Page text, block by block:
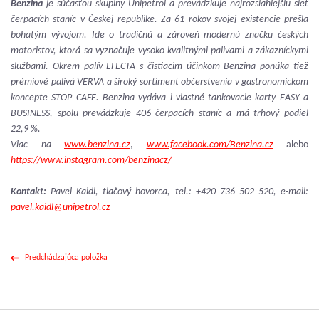
Benzina je súčasťou skupiny Unipetrol a prevádzkuje najrozsiahlejšiu sieť
čerpacích staníc v Českej republike. Za 61 rokov svojej existencie prešla
bohatým vývojom. Ide o tradičnú a zároveň modernú značku českých
motoristov, ktorá sa vyznačuje vysoko kvalitnými palivami a zákazníckymi
službami. Okrem palív EFECTA s čistiacim účinkom Benzina ponúka tiež
prémiové palivá VERVA a široký sortiment občerstvenia v gastronomickom
koncepte STOP CAFE. Benzina vydáva i vlastné tankovacie karty EASY a
BUSINESS, spolu prevádzkuje 406 čerpacích staníc a má trhový podiel
22,9 %.
Viac na www.benzina.cz, www.facebook.com/Benzina.czalebo
https://www.instagram.com/benzinacz/
Kontakt:Pavel Kaidl, tlačový hovorca, tel.: +420 736 502 520, e-mail:
pavel.kaidl@unipetrol.cz
Predchádzajúca položka